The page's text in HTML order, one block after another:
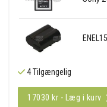
ENEL15
4 Tilgængelig
17030 kr - Læg i kurv